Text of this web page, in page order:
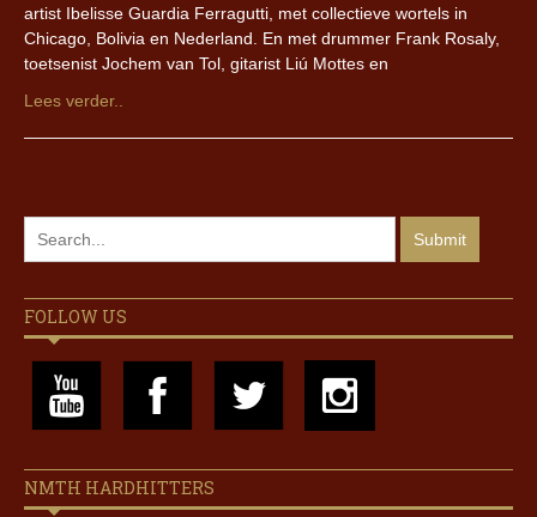
artist Ibelisse Guardia Ferragutti, met collectieve wortels in
Chicago, Bolivia en Nederland. En met drummer Frank Rosaly,
toetsenist Jochem van Tol, gitarist Liú Mottes en
Lees verder..
FOLLOW US
NMTH HARDHITTERS